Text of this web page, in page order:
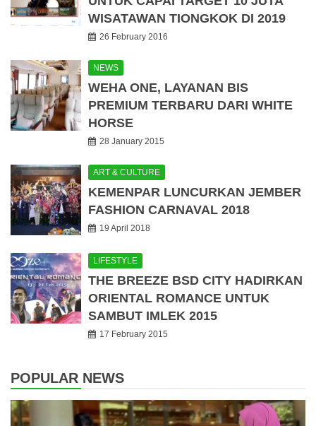
WISATAWAN TIONGKOK DI 2019
26 February 2016
NEWS
WEHA ONE, LAYANAN BIS
PREMIUM TERBARU DARI WHITE
HORSE
28 January 2015
ART & CULTURE
KEMENPAR LUNCURKAN JEMBER
FASHION CARNAVAL 2018
19 April 2018
LIFESTYLE
THE BREEZE BSD CITY HADIRKAN
ORIENTAL ROMANCE UNTUK
SAMBUT IMLEK 2015
17 February 2015
POPULAR NEWS